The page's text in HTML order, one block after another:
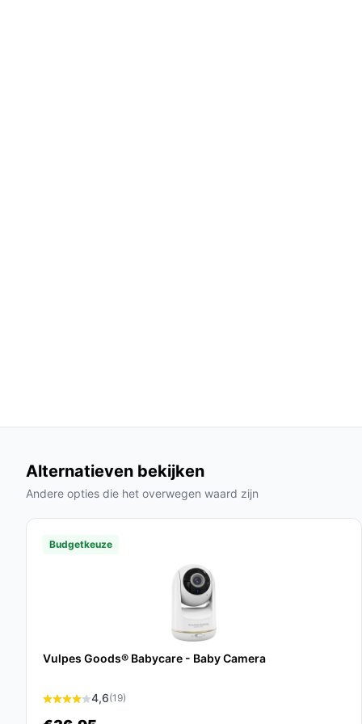
duidelijk beeld van je baby, zelfs in het
Geluidsactivatie:
Hierdoor wordt de
Veelgestelde vragen
Hoe lang gaat dit product mee?
Met een fabrieksgarantie van 1 jaar en een
Comfort ontworpen om jarenlang mee te gaan bij
Is dit geschikt voor gebruik in de slaapkamer?
Ja, de Zevio Babyfoon Comfort is perfect voor
worden ingesteld om de temperatuur en geluid
Alternatieven bekijken
Andere opties die het overwegen waard zijn
Budgetkeuze
Vulpes Goods® Babycare - Baby Camera
4,6(19)